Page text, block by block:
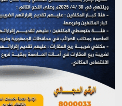
تستمعون لبرنامج (مع السيد القائد)
يوليو 26, 2026
تستمعون لبرنامج (خبر وعلم)
يوليو 26, 2026